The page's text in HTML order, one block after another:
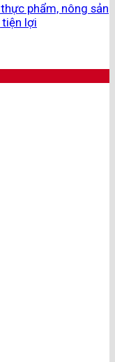
phẩm, nông sản
tiện lợi